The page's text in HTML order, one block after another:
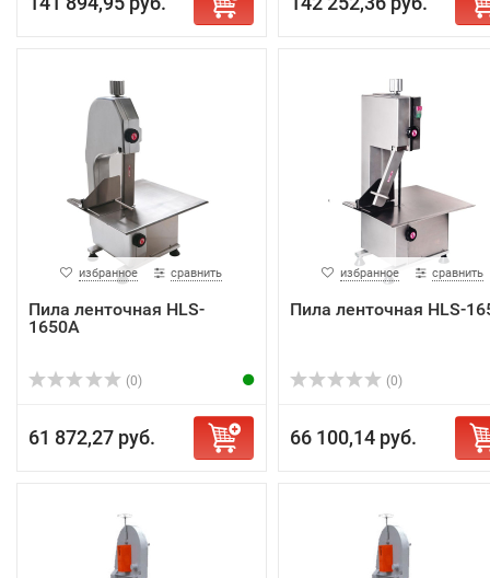
избранное сравнить
Пила ленточная HLS-
1650A
(0)
61 872,27 руб.
избранное сравнить
Пила ленточная HLS-
(0)
66 100,14 руб.